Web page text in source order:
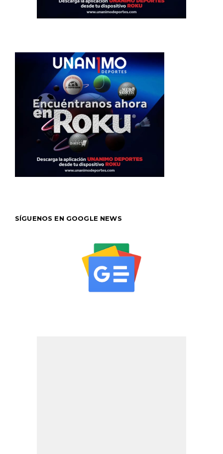
SÍGUENOS EN GOOGLE NEWS